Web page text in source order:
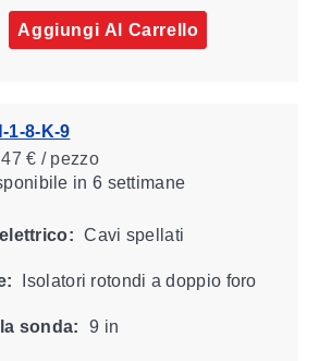
Aggiungi Al Carrello
1-8-K-9
€ / pezzo
in 6 settimane
Cavi spellati
Isolatori rotondi a doppio foro
sonda: 9 in